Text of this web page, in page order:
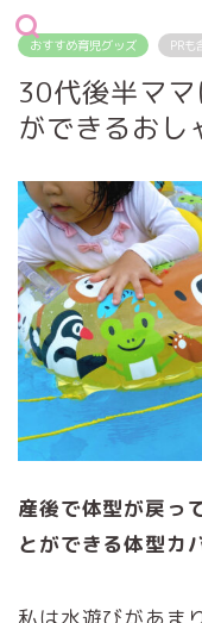
おすすめ育児グッズ PRも
30代後半マ
ができるおし
産後で体型が戻っ
とができる体型カ